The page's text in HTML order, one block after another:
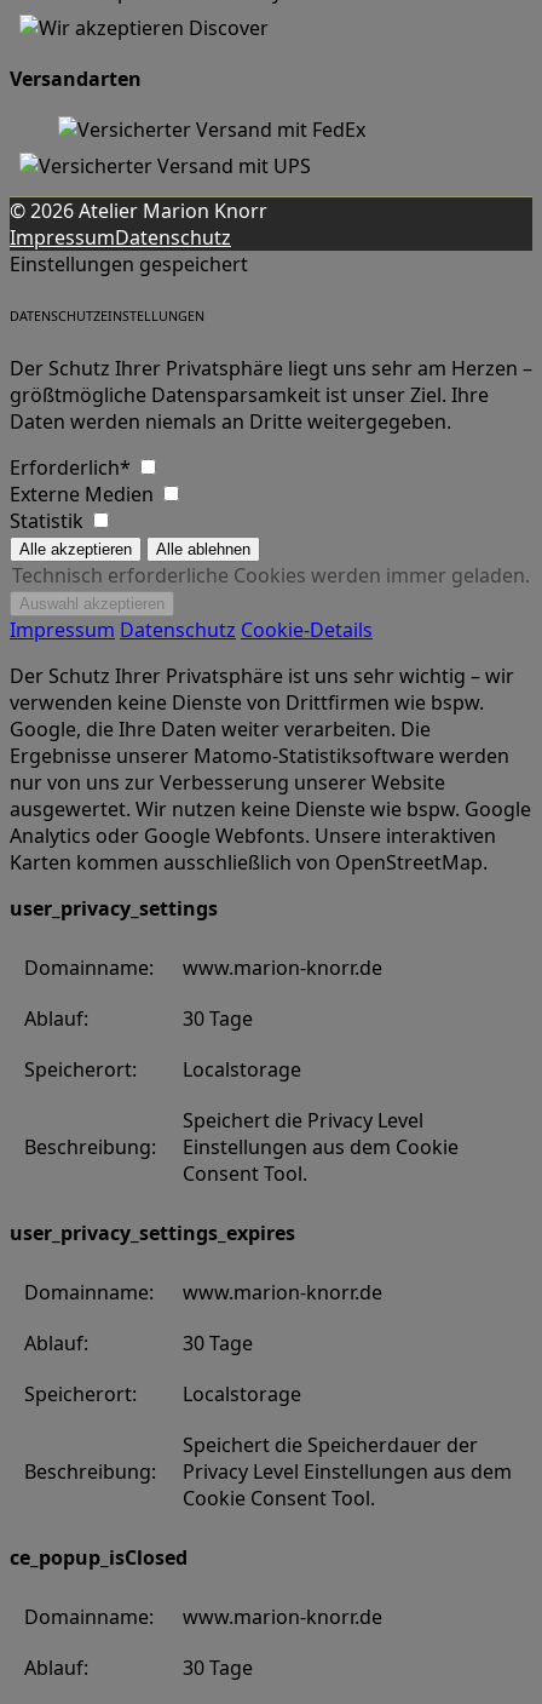
Versandarten
© 2026 Atelier Marion Knorr
ImpressumDatenschutz
Einstellungen gespeichert
DATENSCHUTZEINSTELLUNGEN
Der Schutz Ihrer Privatsphäre liegt uns sehr am Herzen –
größtmögliche Datensparsamkeit ist unser Ziel. Ihre
Daten werden niemals an Dritte weitergegeben.
Erforderlich*
Externe Medien
Statistik
Technisch erforderliche Cookies werden immer geladen.
Impressum Datenschutz Cookie-Details
Der Schutz Ihrer Privatsphäre ist uns sehr wichtig – wir
verwenden keine Dienste von Drittfirmen wie bspw.
Google, die Ihre Daten weiter verarbeiten. Die
Ergebnisse unserer Matomo-Statistiksoftware werden
nur von uns zur Verbesserung unserer Website
ausgewertet. Wir nutzen keine Dienste wie bspw. Google
Analytics oder Google Webfonts. Unsere interaktiven
Karten kommen ausschließlich von OpenStreetMap.
user_privacy_settings
Domainname:
www.marion-knorr.de
Ablauf:
30 Tage
Speicherort:
Localstorage
Beschreibung:
Speichert die Privacy Level
Einstellungen aus dem Cookie
Consent Tool.
user_privacy_settings_expires
Domainname:
www.marion-knorr.de
Ablauf:
30 Tage
Speicherort:
Localstorage
Beschreibung:
Speichert die Speicherdauer der
Privacy Level Einstellungen aus dem
Cookie Consent Tool.
ce_popup_isClosed
Domainname:
www.marion-knorr.de
Ablauf:
30 Tage